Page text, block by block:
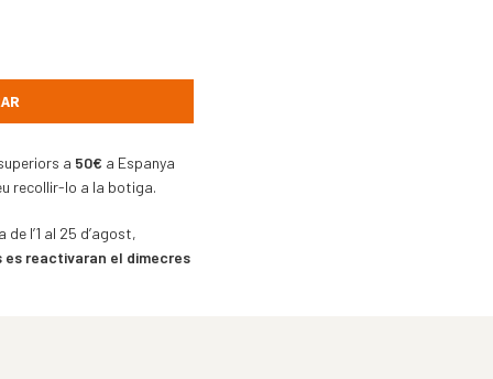
a 50€ a Espanya
recollir-lo a la botiga.
l’1 al 25 d’agost,
es reactivaran el dimecres